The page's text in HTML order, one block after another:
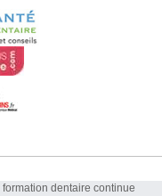
dentaire continue